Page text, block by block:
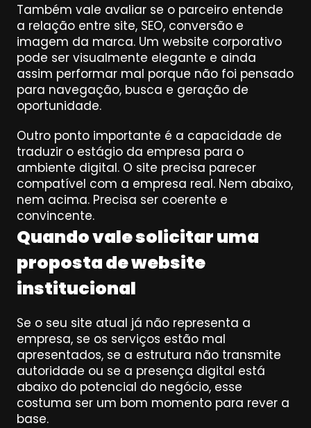
Também vale avaliar se o parceiro entende
a relação entre site, SEO, conversão e
imagem da marca. Um website corporativo
pode ser visualmente elegante e ainda
assim performar mal porque não foi pensado
para navegação, busca e geração de
oportunidade.
Outro ponto importante é a capacidade de
traduzir o estágio da empresa para o
ambiente digital. O site precisa parecer
compatível com a empresa real. Nem abaixo,
nem acima. Precisa ser coerente e
convincente.
Quando vale solicitar uma
proposta de website
institucional
Se o seu site atual já não representa a
empresa, se os serviços estão mal
apresentados, se a estrutura não transmite
autoridade ou se a presença digital está
abaixo do potencial do negócio, esse
costuma ser um bom momento para rever a
base.